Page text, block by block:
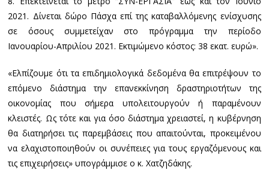
2021. Δίνεται δώρο Πάσχα επί της καταβαλλόμενης ενίσχυσης
σε όσους συμμετείχαν στο πρόγραμμα την περίοδο
Ιανουαρίου-Απριλίου 2021. Εκτιμώμενο κόστος: 38 εκατ. ευρώ».
«Ελπίζουμε ότι τα επιδημιολογικά δεδομένα θα επιτρέψουν το
επόμενο διάστημα την επανεκκίνηση δραστηριοτήτων της
οικονομίας που σήμερα υπολειτουργούν ή παραμένουν
κλειστές. Ως τότε και για όσο διάστημα χρειαστεί, η κυβέρνηση
θα διατηρήσει τις παρεμβάσεις που απαιτούνται, προκειμένου
να ελαχιστοποιηθούν οι συνέπειες για τους εργαζόμενους και
τις επιχειρήσεις» υπογράμμισε ο κ. Χατζηδάκης.